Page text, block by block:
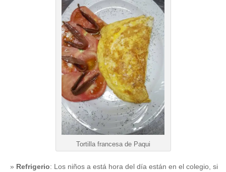
Tortilla francesa de Paqui
Refrigerio: Los niños a está hora del día están en el colegio, si